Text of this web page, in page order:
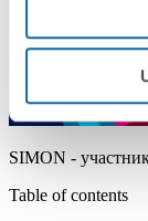
SIMON -
Table of contents